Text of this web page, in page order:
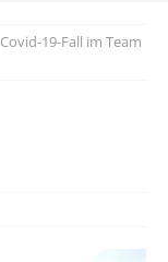
Covid-19-Fall im Team